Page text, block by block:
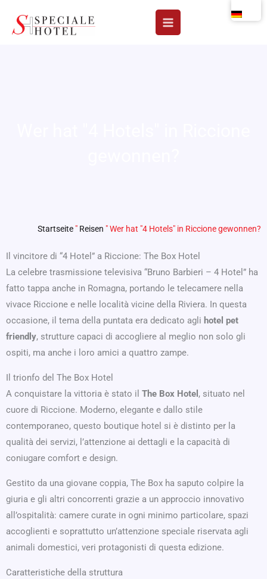
Inhalt
Startseite " Reisen "Wer hat "4 Hotels" in Riccione gewonnen?
Il vincitore di “4 Hotel” a Riccione: The Box Hotel
La celebre trasmissione televisiva “Bruno Barbieri – 4 Hotel” ha
fatto tappa anche in Romagna, portando le telecamere nella
vivace Riccione e nelle località vicine della Riviera. In questa
occasione, il tema della puntata era dedicato agli hotel pet
friendly, strutture capaci di accogliere al meglio non solo gli
ospiti, ma anche i loro amici a quattro zampe.
Il trionfo del The Box Hotel
A conquistare la vittoria è stato il The Box Hotel , situato nel
cuore di Riccione. Moderno, elegante e dallo stile
contemporaneo, questo boutique hotel si è distinto per la
qualità dei servizi, l’attenzione ai dettagli e la capacità di
coniugare comfort e design.
Gestito da una giovane coppia, The Box ha saputo colpire la
giuria e gli altri concorrenti grazie a un approccio innovativo
all’ospitalità: camere curate in ogni minimo particolare, spazi
accoglienti e soprattutto un’attenzione speciale riservata agli
animali domestici, veri protagonisti di questa edizione.
Caratteristiche della struttura